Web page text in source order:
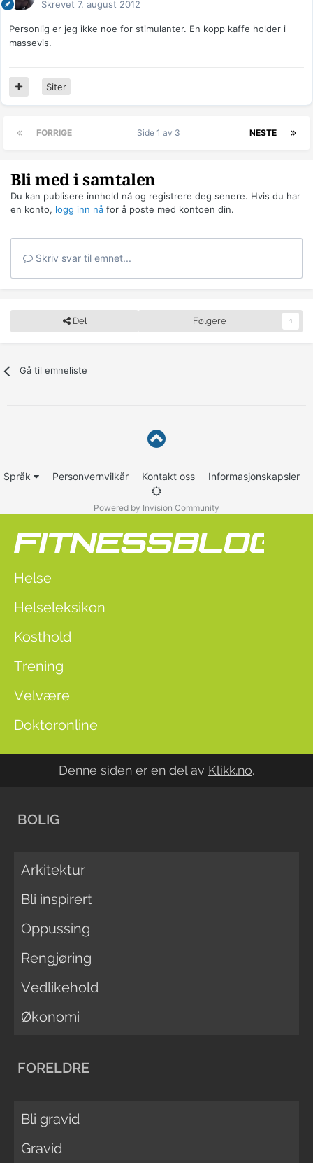
Skrevet 7. august 2012
Personlig er jeg ikke noe for stimulanter. En kopp kaffe holder i
massevis.
Siter
FORRIGE NESTE
Side 1 av 3
Bli med i samtalen
Du kan publisere innhold nå og registrere deg senere. Hvis du har
en konto, logg inn nå for å poste med kontoen din.
Skriv svar til emnet...
Del Følgere 1
Gå til emneliste
Språk Personvernvilkår Kontakt oss Informasjonskapsler
Powered by Invision Community
Helse
Helseleksikon
Kosthold
Trening
Velvære
Doktoronline
Denne siden er en del av Klikk.no.
BOLIG
Arkitektur
Bli inspirert
Oppussing
Rengjøring
Vedlikehold
Økonomi
FORELDRE
Bli gravid
Gravid